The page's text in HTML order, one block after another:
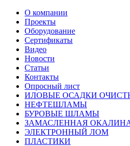
О компании
Проекты
Оборудование
Сертификаты
Видео
Новости
Статьи
Контакты
Опросный лист
ИЛОВЫЕ ОСАДКИ
НЕФТЕШЛАМЫ
БУРОВЫЕ ШЛАМЫ
ЗАМАСЛЕННАЯ
ЭЛЕКТРОННЫЙ ЛОМ
ПЛАСТИКИ